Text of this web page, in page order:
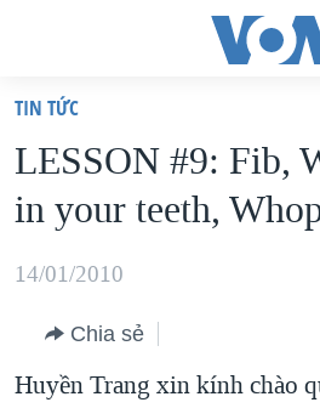
truy
cập
Tới
dung
chính
điều
VIỆT NAM
HOA KỲ
BIỂN ĐÔNG
BLOG
DIỄN ĐÀN
TIN TỨC
LESSON #9: Fib,
in your teeth,
14/01/2010
Chia sẻ
Huyền Trang xin kính chào